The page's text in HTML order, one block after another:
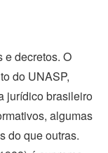
e decretos. O
do UNASP,
jurídico brasileiro
algumas
do que outras.